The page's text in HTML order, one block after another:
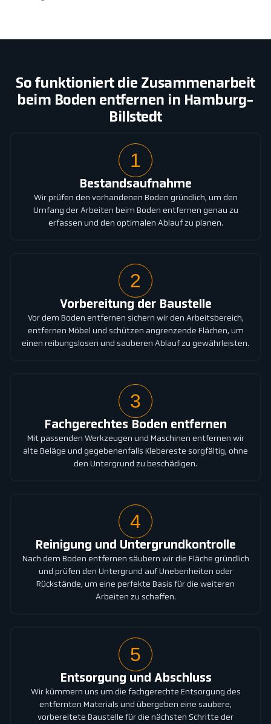
So funktioniert die Zusammenarbeit
beim Boden entfernen in Hamburg-
Billstedt
1
Bestandsaufnahme
Wir prüfen den vorhandenen Boden gründlich, um den
Umfang der Arbeiten beim Boden entfernen genau zu
erfassen und den optimalen Ablauf zu planen.
2
Vorbereitung der Baustelle
Vor dem Boden entfernen sichern wir den Arbeitsbereich,
entfernen Möbel und schützen angrenzende Flächen, um
einen reibungslosen und sauberen Ablauf zu gewährleisten.
3
Fachgerechtes Boden entfernen
Mit passenden Werkzeugen und Maschinen entfernen wir
alte Beläge und gegebenenfalls Klebereste sorgfältig, ohne
den Untergrund zu beschädigen.
4
Reinigung und Untergrundkontrolle
Nach dem Boden entfernen säubern wir die Fläche gründlich
und prüfen den Untergrund auf Unebenheiten oder
Rückstände, um eine perfekte Basis für die weiteren
Arbeiten zu schaffen.
5
Entsorgung und Abschluss
Wir kümmern uns um die fachgerechte Entsorgung des
entfernten Materials und übergeben eine saubere,
vorbereitete Baustelle für die nächsten Schritte der